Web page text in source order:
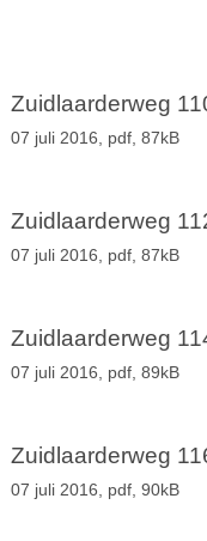
Zuidlaarderweg
07 juli 2016, pdf, 87kB
Zuidlaarderweg
07 juli 2016, pdf, 87kB
Zuidlaarderweg
07 juli 2016, pdf, 89kB
Zuidlaarderweg
07 juli 2016, pdf, 90kB